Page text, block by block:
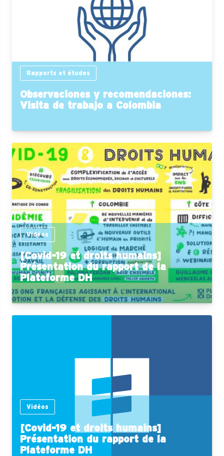
Rapports et études
Observaciones y recomendaciones:
Visita de trabajo a Colombia
Vidéos
[Covid-19 et droits humains]
Présentation du rapport de la
Plateforme DH
Vidéos
[Covid-19 et droits humains]
Présentation du rapport de la
Plateforme DH